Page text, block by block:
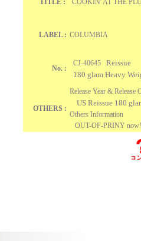
TITLE : COOKIN' AT THE
LABEL : COLUMBIA
No. :
CJ-40645 Reissue
180 glam Heavy
OTHERS :
Release Year & Release
US Reissue 180
Others Information
OUT-OF-PRINY